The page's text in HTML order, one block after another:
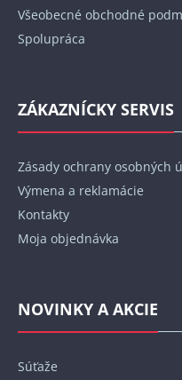
Všeobecné obchodné
Spolupráca
ZÁKAZNÍCKY SERVIS
Zásady ochrany osobných
Výmena a reklamácie
Kontakty
Moja objednávka
NOVINKY A AKCIE
Súťaže